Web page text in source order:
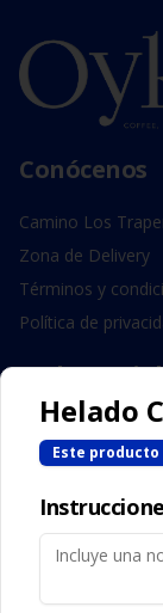
Conócenos
Camino Los
Zona de Delivery
Términos y
Política de
Redes
Instagram
Facebook
Mi cuenta
Helado
Este